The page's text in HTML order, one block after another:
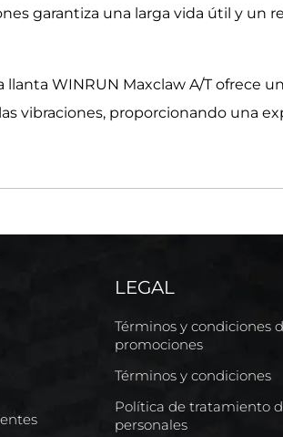
garantiza una larga vida útil y
WINRUN Maxclaw A/T ofrece
vibraciones, proporcionando una
LEGAL
Términos y condiciones
promociones
Términos y condiciones
Política de tratamiento
personales